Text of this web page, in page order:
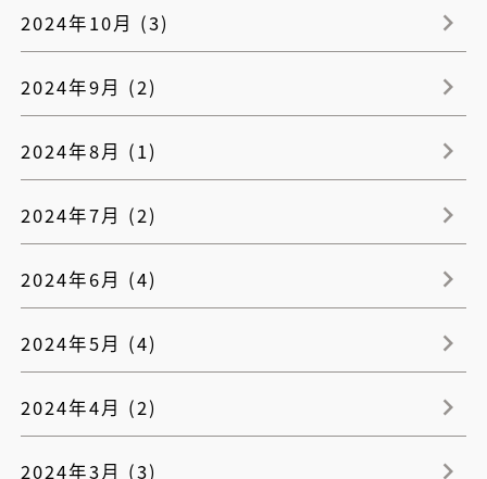
2024年10月 (3)
2024年9月 (2)
2024年8月 (1)
2024年7月 (2)
2024年6月 (4)
2024年5月 (4)
2024年4月 (2)
2024年3月 (3)